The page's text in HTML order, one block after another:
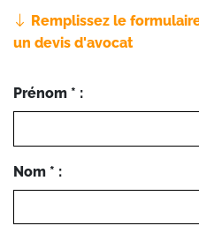
Remplissez le
un devis d'avocat
Prénom * :
Nom * :